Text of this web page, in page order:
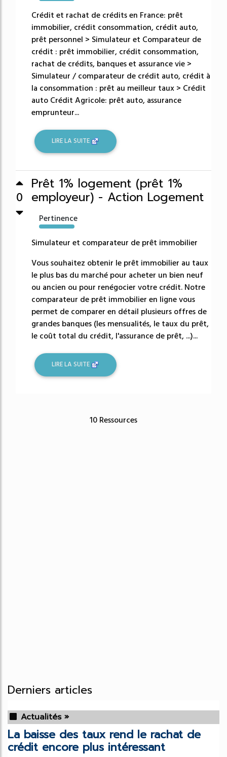
48381%
Crédit et rachat de crédits en France: prêt
immobilier, crédit consommation, crédit auto,
prêt personnel > Simulateur et Comparateur de
crédit : prêt immobilier, crédit consommation,
rachat de crédits, banques et assurance vie >
Simulateur / comparateur de crédit auto, crédit à
la consommation : prêt au meilleur taux > Crédit
auto Crédit Agricole: prêt auto, assurance
emprunteur...
LIRE LA SUITE
0
Prêt 1% logement (prêt 1%
employeur) - Action Logement
Pertinence
43661%
Simulateur et comparateur de prêt immobilier
Vous souhaitez obtenir le prêt immobilier au taux
le plus bas du marché pour acheter un bien neuf
ou ancien ou pour renégocier votre crédit. Notre
comparateur de prêt immobilier en ligne vous
permet de comparer en détail plusieurs offres de
grandes banques (les mensualités, le taux du prêt,
le coût total du crédit, l'assurance de prêt, ...)...
LIRE LA SUITE
10 Ressources
Derniers articles
Actualités »
La baisse des taux rend le rachat de
crédit encore plus intéressant